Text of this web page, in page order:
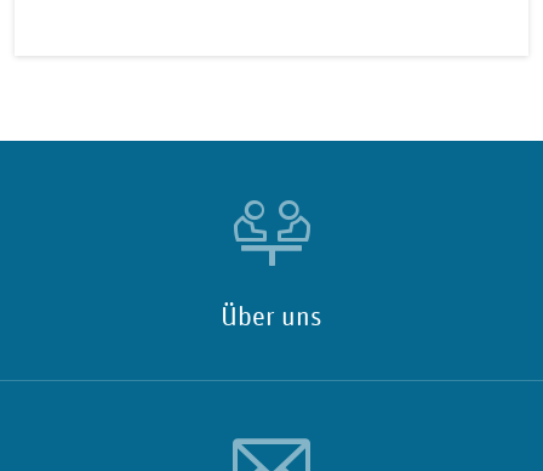
Über uns